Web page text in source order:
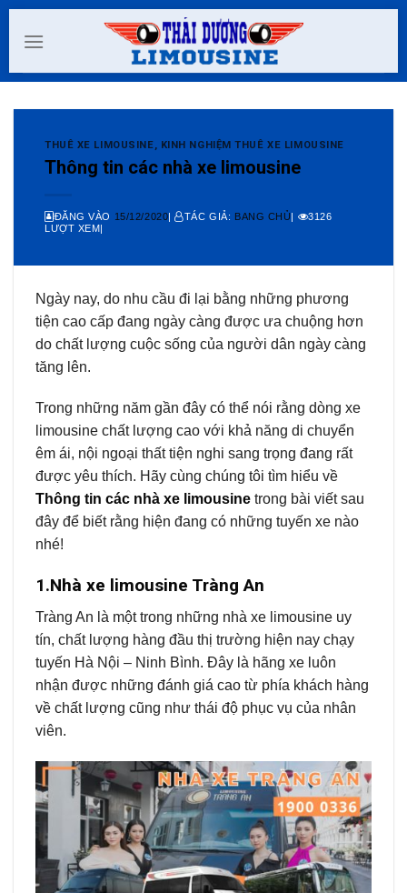
Skip
THUÊ XE LIMOUSINE, KINH NGHIỆM THUÊ XE LIMOUSINE
Thông tin các nhà xe limousine
ĐĂNG VÀO 15/12/2020| TÁC GIẢ: BANG CHỦ|
3126
LƯỢT XEM|
Ngày nay, do nhu cầu đi lại bằng những phương
tiện cao cấp đang ngày càng được ưa chuộng hơn
do chất lượng cuộc sống của người dân ngày càng
tăng lên.
Trong những năm gần đây có thể nói rằng dòng xe
limousine chất lượng cao với khả năng di chuyển
êm ái, nội ngoại thất tiện nghi sang trọng đang rất
được yêu thích. Hãy cùng chúng tôi tìm hiểu về
Thông tin các nhà xe limousine trong bài viết sau
đây để biết rằng hiện đang có những tuyến xe nào
nhé!
1.Nhà xe limousine Tràng An
Tràng An là một trong những nhà xe limousine uy
tín, chất lượng hàng đầu thị trường hiện nay chạy
tuyến Hà Nội – Ninh Bình. Đây là hãng xe luôn
nhận được những đánh giá cao từ phía khách hàng
về chất lượng cũng như thái độ phục vụ của nhân
viên.